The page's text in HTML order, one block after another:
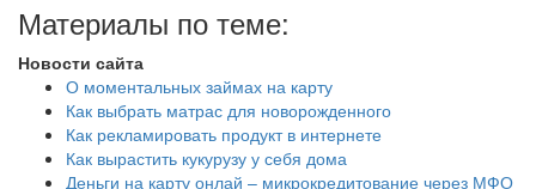
Материалы по теме:
Новости сайта
О моментальных займах на карту
Как выбрать матрас для новорожденного
Как рекламировать продукт в интернете
Как вырастить кукурузу у себя дома
Деньги на карту онлай – микрокредитование через МФО